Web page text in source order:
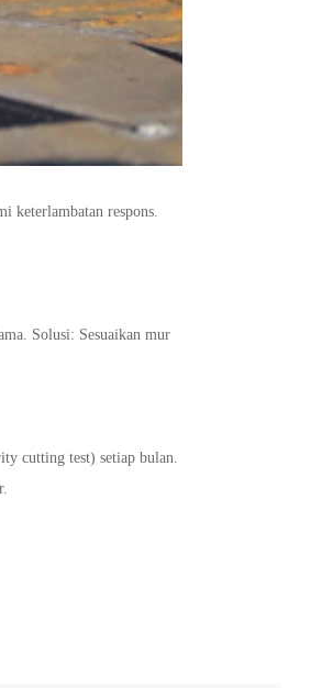
keterlambatan respons.
Solusi: Sesuaikan mur
cutting test) setiap bulan.